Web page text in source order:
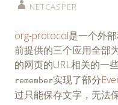
NETCASPER
org-protocol是一个外
前提供的三个应用全部
的网页的URL相关的一
remember实现了部分
过只能保存文字，无法